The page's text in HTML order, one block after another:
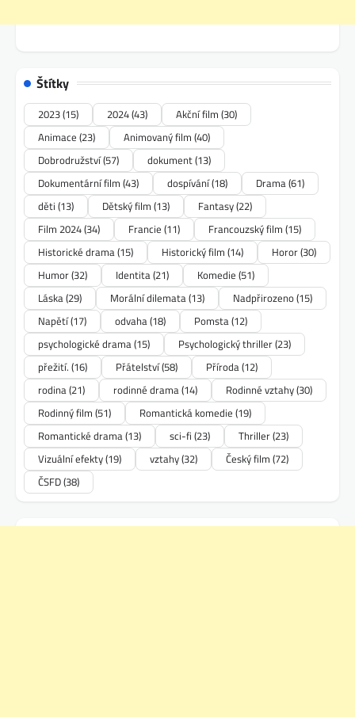
Štítky
2023(15) 2024(43) Akční film (30)
Animace (23) Animovaný film (40)
Dobrodružství(57) dokument(13)
Dokumentární film (43) dospívání(18) Drama(61)
děti (13) Dětský film (13) Fantasy(22)
Film 2024(34) Francie (11) Francouzský film (15)
Historické drama(15) Historický film (14) Horor(30)
Humor(32) Identita(21) Komedie (51)
Láska(29) Morální dilemata(13) Nadpřirozeno(15)
Napětí(17) odvaha(18) Pomsta(12)
psychologické drama(15) Psychologický thriller(23)
přežití. (16) Přátelství(58) Příroda(12)
rodina(21) rodinné drama(14) Rodinné vztahy(30)
Rodinný film (51) Romantická komedie (19)
Romantické drama(13) sci-fi (23) Thriller(23)
Vizuální efekty(19) vztahy(32) Český film (72)
ČSFD(38)